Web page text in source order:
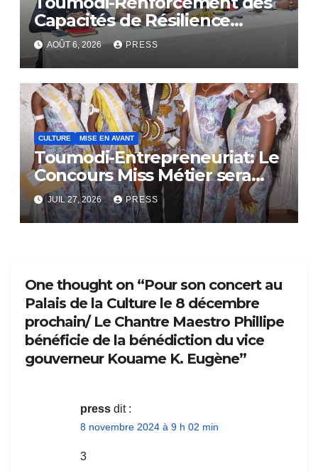
Capacités de Résilience
Communautaire
AOÛT 6, 2026 PRESS
CULTURE MISE EN AVANT
Toumodi-Entrepreneuriat: Le
Concours Miss Métier sera
bientôt lance.
JUIL 27, 2026 PRESS
One thought on “Pour son concert au
Palais de la Culture le 8 décembre
prochain/ Le Chantre Maestro Phillipe
bénéficie de la bénédiction du vice
gouverneur Kouame K. Eugène”
press dit :
8 novembre 2024 à 9 h 02 min
3